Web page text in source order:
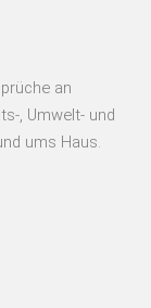
an
, Umwelt- und
ums Haus.